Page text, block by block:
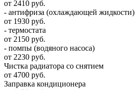
от 2410 руб.
- антифриза (охлаждающей жидкости)
от 1930 руб.
- термостата
от 2150 руб.
- помпы (водяного насоса)
от 2230 руб.
Чистка радиатора со снятием
от 4700 руб.
Заправка кондиционера